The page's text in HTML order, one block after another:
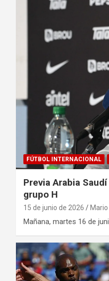
FÚTBOL INTERNACIONAL
Previa Arabia
grupo H
15 de junio de 2026
Mañana, martes 16 de